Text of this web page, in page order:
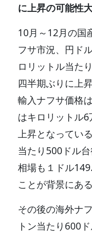
に上昇の可能性
10月～12月の国
フサ市況、円ド
ロリットル当た
四半期ぶりに上
輸入ナフサ価格
はキロリットル
上昇となってい
当たり500ドル
相場も１ドル
ことが背景に
その後の海外ナ
トン当たり600